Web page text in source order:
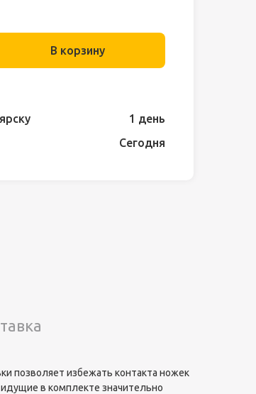
В корзину
1 день
Сегодня
позволяет избежать контакта ножек
в комплекте значительно